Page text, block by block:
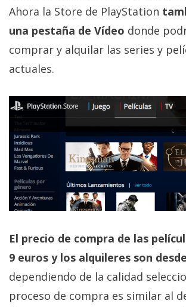
Ahora la Store de PlayStation
una pestaña de Vídeo donde
comprar y alquilar las series y
actuales.
El precio de compra de las
9 euros y los alquileres son
dependiendo de la calidad
proceso de compra es similar al